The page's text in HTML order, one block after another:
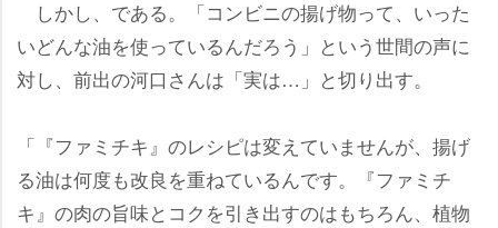
しかし、である。「コンビニの揚げ物って、いった
いどんな油を使っているんだろう」という世間の声に
対し、前出の河口さんは「実は…」と切り出す。
「『ファミチキ』のレシピは変えていませんが、揚げ
る油は何度も改良を重ねているんです。『ファミチ
キ』の肉の旨味とコクを引き出すのはもちろん、植物